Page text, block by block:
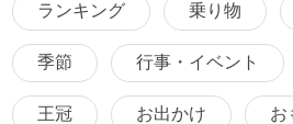
ランキング 乗り物
季節 行事・イベント
王冠 お出かけ お